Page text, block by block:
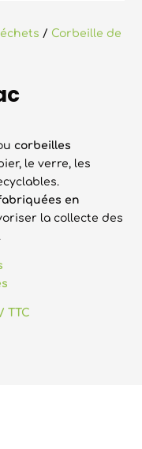
/ Corbeille de
corbeilles
le verre, les
en
la collecte des
TTC